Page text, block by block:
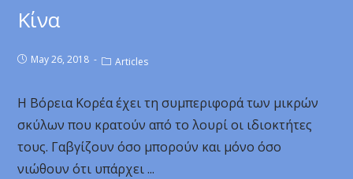
Κίνα
May 26, 2018 Articles
Η Βόρεια Κορέα έχει τη συμπεριφορά των μικρών
σκύλων που κρατούν από το λουρί οι ιδιοκτήτες
τους. Γαβγίζουν όσο μπορούν και μόνο όσο
νιώθουν ότι υπάρχει ...